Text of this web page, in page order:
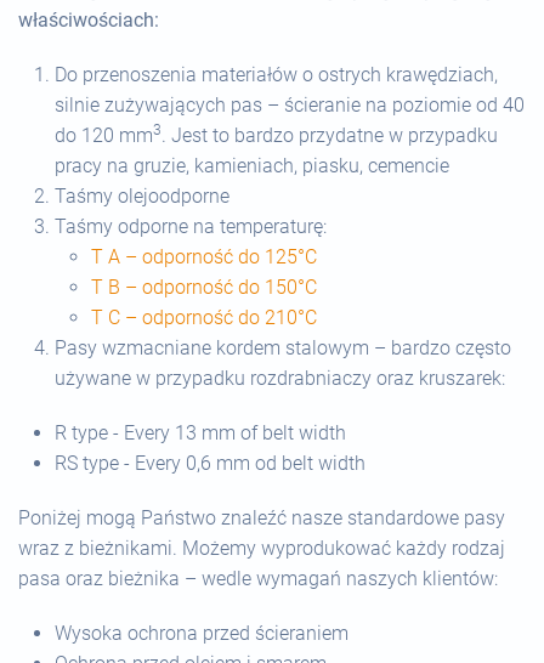
właściwościach:
Do przenoszenia materiałów o ostrych krawędziach,
silnie zużywających pas – ścieranie na poziomie od 40
do 120 mm3. Jest to bardzo przydatne w przypadku
pracy na gruzie, kamieniach, piasku, cemencie
Taśmy olejoodporne
Taśmy odporne na temperaturę:
T A – odporność do 125°C
T B – odporność do 150°C
T C – odporność do 210°C
Pasy wzmacniane kordem stalowym – bardzo często
używane w przypadku rozdrabniaczy oraz kruszarek:
R type - Every 13 mm of belt width
RS type - Every 0,6 mm od belt width
Poniżej mogą Państwo znaleźć nasze standardowe pasy
wraz z bieżnikami. Możemy wyprodukować każdy rodzaj
pasa oraz bieżnika – wedle wymagań naszych klientów:
Wysoka ochrona przed ścieraniem